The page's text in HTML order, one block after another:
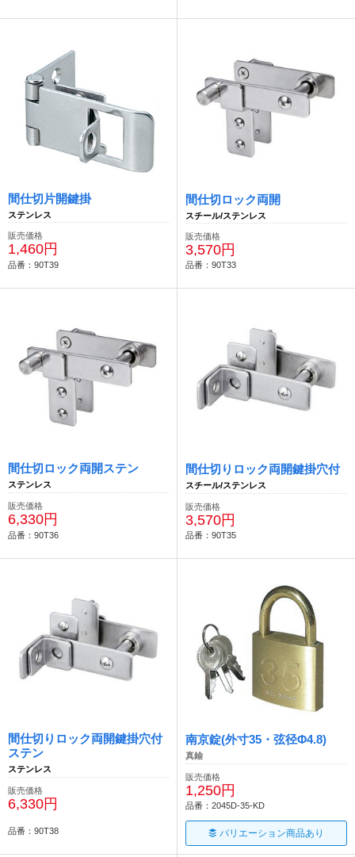
間仕切片開鍵掛
ステンレス
販売価格
1,460円
品番：90T39
間仕切ロック両開
スチール/ステンレス
販売価格
3,570円
品番：90T33
間仕切ロック両開ステン
ステンレス
販売価格
6,330円
品番：90T36
間仕切りロック両開鍵掛穴付
スチール/ステンレス
販売価格
3,570円
品番：90T35
間仕切りロック両開鍵掛穴付
ステン
ステンレス
販売価格
6,330円
品番：90T38
南京錠(外寸35・弦径Φ4.8)
真鍮
販売価格
1,250円
品番：2045D-35-KD
バリエーション商品あり